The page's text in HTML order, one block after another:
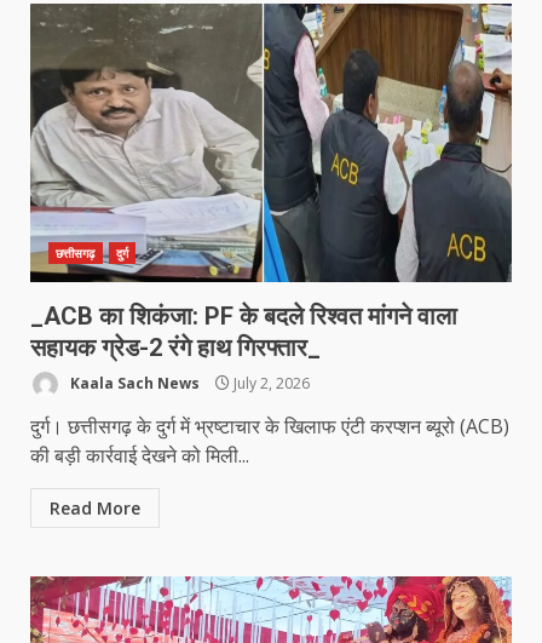
छत्तीसगढ़ दुर्ग
_ACB का शिकंजा: PF के बदले रिश्वत मांगने वाला
सहायक ग्रेड-2 रंगे हाथ गिरफ्तार_
Kaala Sach News July 2, 2026
दुर्ग। छत्तीसगढ़ के दुर्ग में भ्रष्टाचार के खिलाफ एंटी करप्शन ब्यूरो (ACB)
की बड़ी कार्रवाई देखने को मिली...
Read More